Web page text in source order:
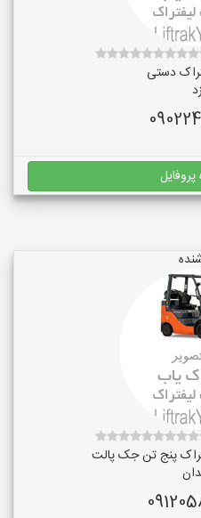
دستی
پنج تن جک پالت